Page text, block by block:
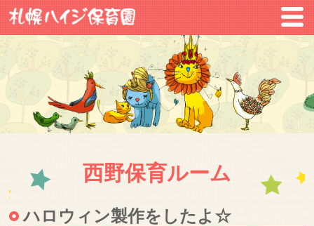
西野保育ルーム
ハロウィン製作をしたよ☆